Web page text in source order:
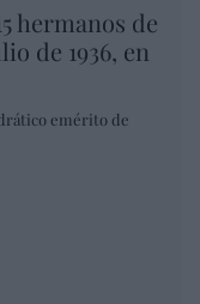
hermanos de
de 1936, en
emérito de